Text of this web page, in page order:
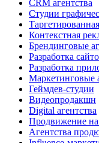
CRM агентства
Студии
Контекстная
Брендинговые
Разработка
Разработка
Маркетинговые
Геймдев-студии
Видеопродакшн
Digital агентства
Продвижение на
Агентства